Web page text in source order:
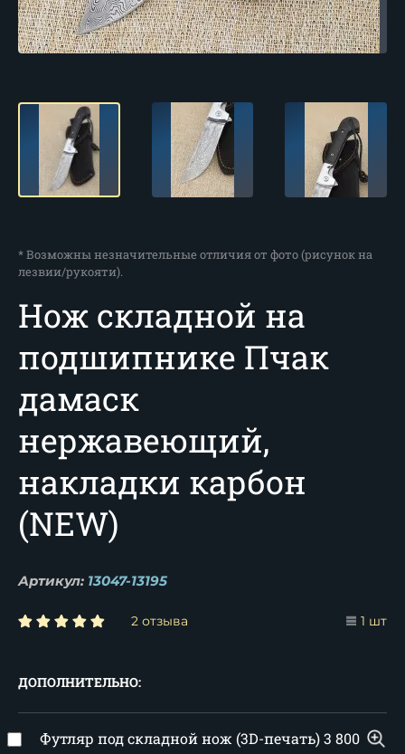
* Возможны незначительные отличия от фото (рисунок на
лезвии/рукояти).
Нож складной на
подшипнике Пчак
дамаск
нержавеющий,
накладки карбон
(NEW)
Артикул: 13047-13195
2 отзыва 1 шт
ДОПОЛНИТЕЛЬНО:
Футляр под складной нож (3D-печать)3 800